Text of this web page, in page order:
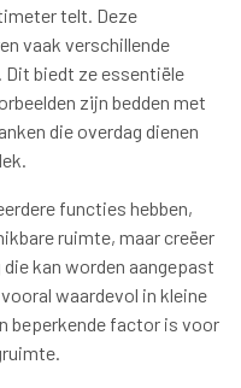
telt. Deze
vaak verschillende
Dit biedt ze essentiële
zijn bedden met
die overdag dienen
functies hebben,
ruimte, maar creëer
kan worden aangepast
waardevol in kleine
beperkende factor is voor